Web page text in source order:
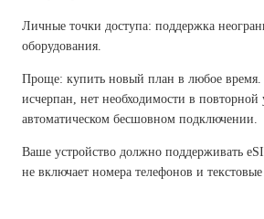
Личные точки доступа: поддержка
оборудования.
Проще: купить новый план в любое время.
исчерпан, нет необходимости в повторной
автоматическом бесшовном подключении.
Ваше устройство должно поддерживать
не включает номера телефонов и